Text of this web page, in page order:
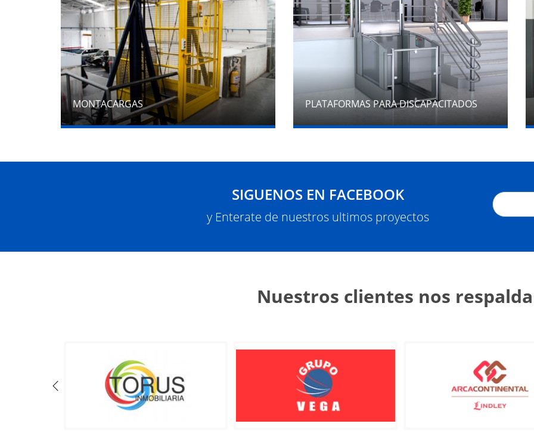
MONTACARGAS PLATAFORMAS PARA DISCAPACITADOS
SIGUENOS EN FACEBOOK
y Enterate de nuestros ultimos proyectos
Nuestros clientes nos